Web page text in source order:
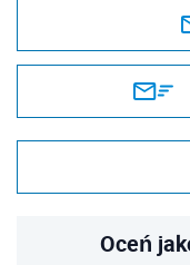
Oceń